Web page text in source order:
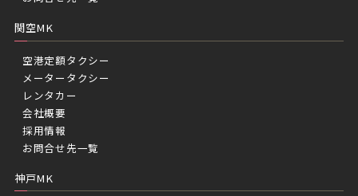
関空MK
空港定額タクシー
メータータクシー
レンタカー
会社概要
採用情報
お問合せ先一覧
神戸MK